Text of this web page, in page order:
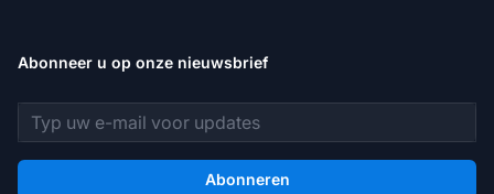
Abonneer u op onze nieuwsbrief
E-mailadres
Abonneren